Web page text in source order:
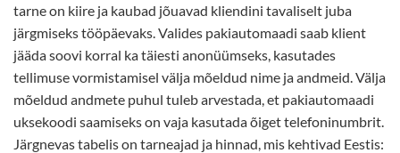
tarne on kiire ja kaubad jõuavad kliendini tavaliselt juba
järgmiseks tööpäevaks. Valides pakiautomaadi saab klient
jääda soovi korral ka täiesti anonüümseks, kasutades
tellimuse vormistamisel välja mõeldud nime ja andmeid. Välja
mõeldud andmete puhul tuleb arvestada, et pakiautomaadi
uksekoodi saamiseks on vaja kasutada õiget telefoninumbrit.
Järgnevas tabelis on tarneajad ja hinnad, mis kehtivad Eestis: